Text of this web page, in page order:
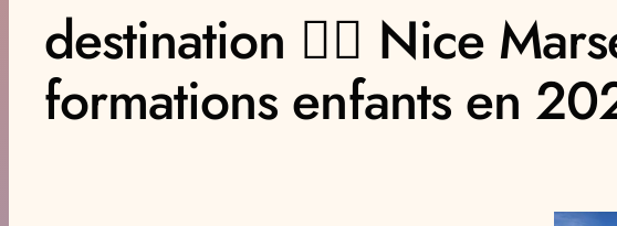
destination 👉🏿 Nice
formations enfants en